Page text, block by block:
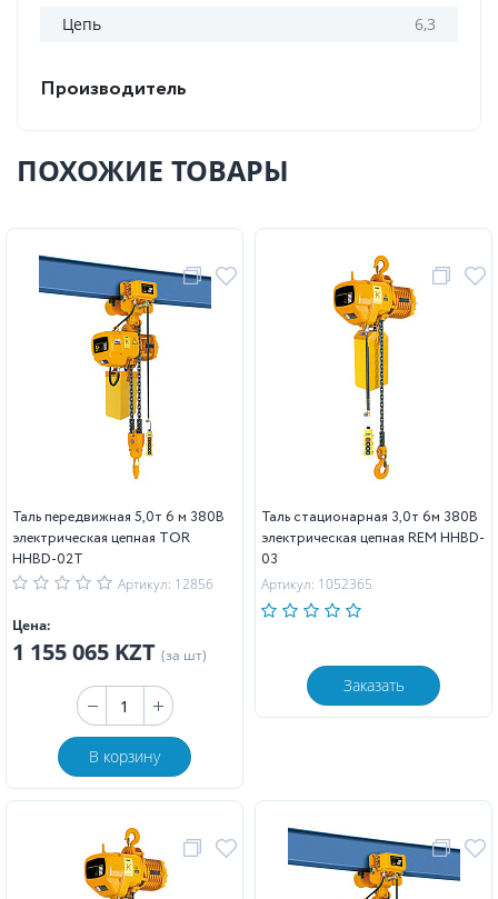
Цепь
6,3
Производитель
ПОХОЖИЕ ТОВАРЫ
Таль передвижная 5,0т 6 м 380В
электрическая цепная TOR
HHBD-02T
Артикул: 12856
Цена:
1 155 065 KZT (за шт)
В корзину
Таль стационарная 3,0т 6м 380В
электрическая цепная REM HHBD-
03
Артикул: 1052365
Заказать